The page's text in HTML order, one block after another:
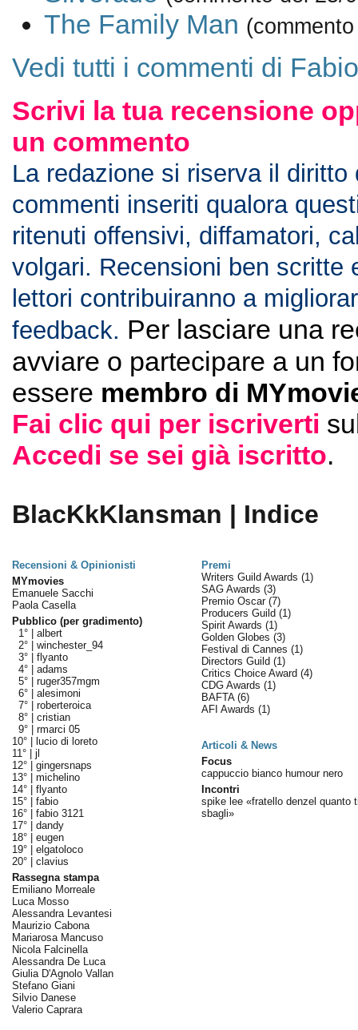
The Family Man
Vedi tutti i commenti di
Scrivi la tua recensione
un commento
La redazione si riserva il diritto
commenti inseriti qualora
ritenuti offensivi, diffamatori,
volgari. Recensioni ben scritte
lettori contribuiranno a
feedback. Per lasciare una
avviare o partecipare a un
essere membro di
Fai clic qui per iscriverti
Accedi se sei già iscritto.
BlacKkKlansman | Indice
Recensioni & Opinionisti
Premi
MYmovies
Emanuele Sacchi
Paola Casella
Pubblico (per gradimento)
1° | albert
2° | winchester_94
3° | flyanto
4° | adams
5° | ruger357mgm
6° | alesimoni
7° | roberteroica
8° | cristian
9° | rmarci 05
10° |
lucio di loreto
11° | jl
12° | gingersnaps
13° | michelino
14° | flyanto
15° | fabio
16° | fabio 3121
17° | dandy
18° | eugen
19° | elgatoloco
20° | clavius
Rassegna stampa
Emiliano Morreale
Luca Mosso
Alessandra Levantesi
Maurizio Cabona
Mariarosa Mancuso
Nicola Falcinella
Alessandra De Luca
Giulia D'Agnolo Vallan
Stefano Giani
Silvio Danese
Valerio Caprara
Writers Guild Awards (1)
SAG Awards (3)
Premio Oscar (7)
Producers Guild (1)
Spirit Awards (1)
Golden Globes (3)
Festival di Cannes (1)
Directors Guild (1)
Critics Choice Award (4)
CDG Awards (1)
BAFTA (6)
AFI Awards (1)
Articoli & News
Focus
cappuccio bianco humour nero
Incontri
spike lee «fratello denzel quanto
sbagli»